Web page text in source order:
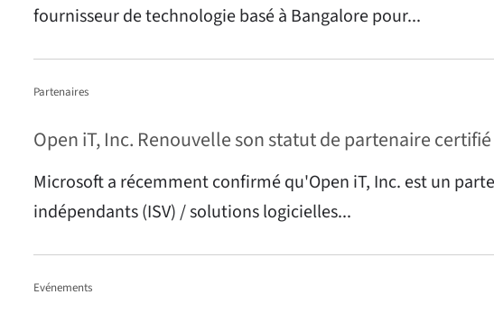
fournisseur de technologie basé à Bangalore pour...
Partenaires
Open iT, Inc. Renouvelle son statut de partenaire
Microsoft a récemment confirmé qu'Open iT, Inc. est un
indépendants (ISV) / solutions logicielles...
Evénements